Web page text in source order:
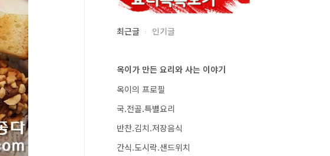
최근글 인기글
옥이가 만든 요리와 사는 이야기
옥이의 프로필
국.전골.특별요리
반찬.김치.저장음식
간식.도시락.샌드위치